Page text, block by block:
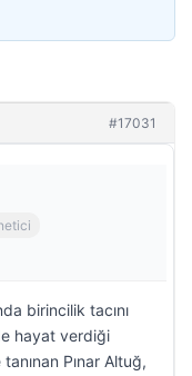
#17031
birincilik tacını
hayat verdiği
Pınar Altuğ,